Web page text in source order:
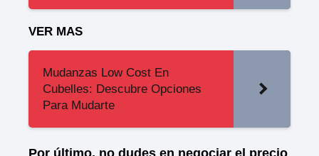
VER MAS
Mudanzas Low Cost En
Cubelles: Descubre Opciones
Para Mudarte
Por último, no dudes en negociar el precio